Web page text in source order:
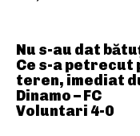
Nu s-au dat
Ce s-a petrecut
teren, imediat
Dinamo – FC
Voluntari 4-0